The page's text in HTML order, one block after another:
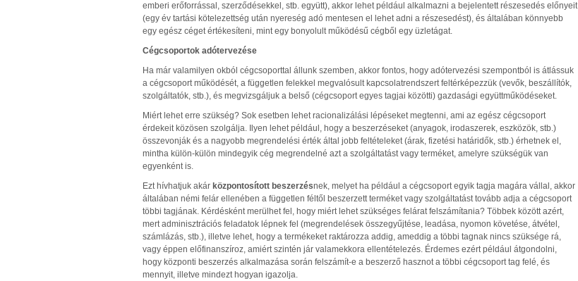
emberi erőforrással, szerződésekkel, stb. együtt), akkor lehet például alkalmazni a bejelentett részesedés előnyeit
(egy év tartási kötelezettség után nyereség adó mentesen el lehet adni a részesedést), és általában könnyebb
egy egész céget értékesíteni, mint egy bonyolult működésű cégből egy üzletágat.
Cégcsoportok adótervezése
Ha már valamilyen okból cégcsoporttal állunk szemben, akkor fontos, hogy adótervezési szempontból is átlássuk
a cégcsoport működését, a független felekkel megvalósult kapcsolatrendszert feltérképezzük (vevők, beszállítók,
szolgáltatók, stb.), és megvizsgáljuk a belső (cégcsoport egyes tagjai közötti) gazdasági együttműködéseket.
Miért lehet erre szükség? Sok esetben lehet racionalizálási lépéseket megtenni, ami az egész cégcsoport
érdekeit közösen szolgálja. Ilyen lehet például, hogy a beszerzéseket (anyagok, irodaszerek, eszközök, stb.)
összevonják és a nagyobb megrendelési érték által jobb feltételeket (árak, fizetési határidők, stb.) érhetnek el,
mintha külön-külön mindegyik cég megrendelné azt a szolgáltatást vagy terméket, amelyre szükségük van
egyenként is.
Ezt hívhatjuk akár központosított beszerzésnek, melyet ha például a cégcsoport egyik tagja magára vállal, akkor
általában némi felár ellenében a független féltől beszerzett terméket vagy szolgáltatást tovább adja a cégcsoport
többi tagjának. Kérdésként merülhet fel, hogy miért lehet szükséges felárat felszámítania? Többek között azért,
mert adminisztrációs feladatok lépnek fel (megrendelések összegyűjtése, leadása, nyomon követése, átvétel,
számlázás, stb.), illetve lehet, hogy a termékeket raktározza addig, ameddig a többi tagnak nincs szüksége rá,
vagy éppen előfinanszíroz, amiért szintén jár valamekkora ellentételezés. Érdemes ezért például átgondolni,
hogy központi beszerzés alkalmazása során felszámít-e a beszerző hasznot a többi cégcsoport tag felé, és
mennyit, illetve mindezt hogyan igazolja.